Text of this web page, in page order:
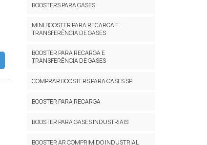
BOOSTERS PARA GASES
MINI BOOSTER PARA RECARGA E
TRANSFERÊNCIA DE GASES
BOOSTER PARA RECARGA E
TRANSFERÊNCIA DE GASES
COMPRAR BOOSTERS PARA GASES SP
BOOSTER PARA RECARGA
BOOSTER PARA GASES INDUSTRIAIS
BOOSTER AR COMPRIMIDO INDUSTRIAL